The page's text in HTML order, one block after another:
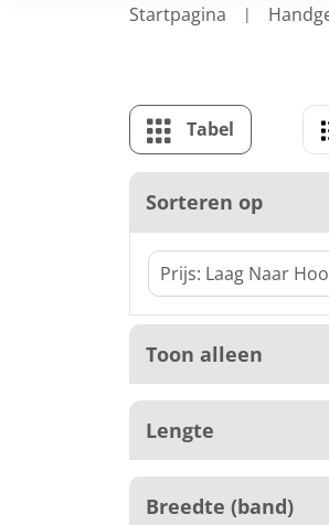
Startpagina
Tabel
Sorteren op
Toon alleen
Lengte
Breedte (band)